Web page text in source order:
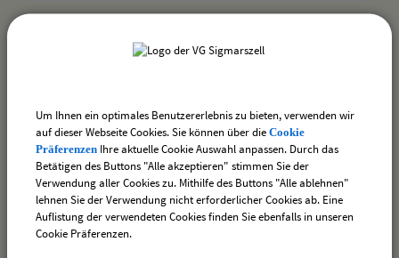
zurück
drucken nach oben
Um Ihnen ein optimales Benutzererlebnis zu bieten, verwenden wir
auf dieser Webseite Cookies. Sie können über die Cookie
Präferenzen Ihre aktuelle Cookie Auswahl anpassen. Durch das
Betätigen des Buttons "Alle akzeptieren" stimmen Sie der
Verwendung aller Cookies zu. Mithilfe des Buttons "Alle ablehnen"
lehnen Sie der Verwendung nicht erforderlicher Cookies ab. Eine
Auflistung der verwendeten Cookies finden Sie ebenfalls in unseren
Cookie Präferenzen.